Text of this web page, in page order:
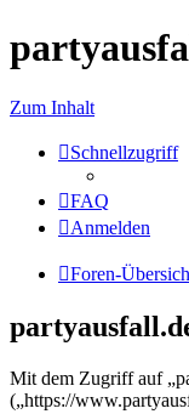
Zum Inhalt
Schnellzugriff
FAQ
Anmelden
Foren-
Mit dem Zugriff auf
(„https://